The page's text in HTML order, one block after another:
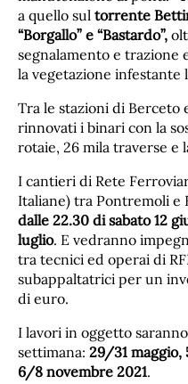
a quello sul torrente
“Borgallo” e “Bastardo”,
segnalamento e trazione
la vegetazione infestante
Tra le stazioni di Berceto
rinnovati i binari con la
rotaie, 26 mila traverse e
I cantieri di Rete
Italiane) tra Pontremoli e
dalle 22.30 di sabato 12
luglio. E vedranno
tra tecnici ed operai di
subappaltatrici per un
di euro.
I lavori in oggetto
settimana: 29/31
6/8 novembre 2021.